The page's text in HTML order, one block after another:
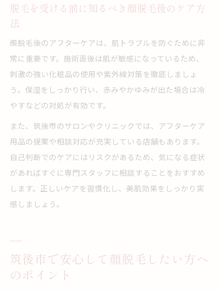
脱毛を受ける前に知るべき顔脱毛後のケア方
法
顔脱毛後のアフターケアは、肌トラブルを防ぐために非
常に重要です。施術直後は肌が敏感になっているため、
刺激の強い化粧品の使用や紫外線対策を徹底しましょ
う。保湿をしっかり行い、赤みやかゆみが出た場合は冷
やすなどの対処が有効です。
また、筑後市のサロンやクリニックでは、アフターケア
用品の提案や相談対応が充実している店舗もあります。
自己判断でのケアにはリスクがあるため、気になる症状
があればすぐに専門スタッフに相談することをおすすめ
します。正しいケアを習慣化し、美肌効果をしっかり実
感しましょう。
筑後市で安心して顔脱毛したい方へ
のポイント